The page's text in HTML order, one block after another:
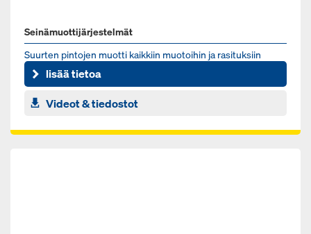
Seinämuottijärjestelmät
Suur­ten pin­to­jen muot­ti kaik­kiin muo­toi­hin ja ra­si­tuk­siin
lisää tietoa
Videot & tiedostot